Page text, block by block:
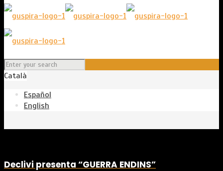
Català
Español
English
Declivi presenta “GUERRA ENDINS”